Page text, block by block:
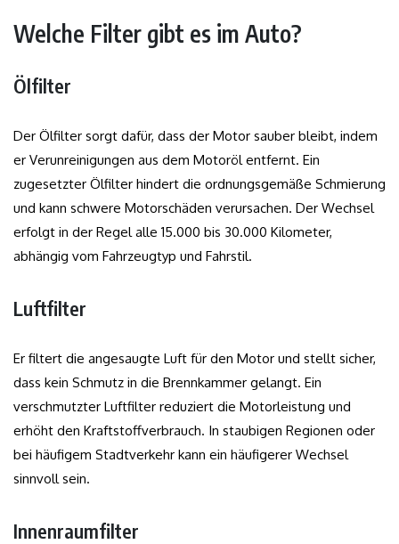
Welche Filter gibt es im Auto?
Ölfilter
Der Ölfilter sorgt dafür, dass der Motor sauber bleibt, indem
er Verunreinigungen aus dem Motoröl entfernt. Ein
zugesetzter Ölfilter hindert die ordnungsgemäße Schmierung
und kann schwere Motorschäden verursachen. Der Wechsel
erfolgt in der Regel alle 15.000 bis 30.000 Kilometer,
abhängig vom Fahrzeugtyp und Fahrstil.
Luftfilter
Er filtert die angesaugte Luft für den Motor und stellt sicher,
dass kein Schmutz in die Brennkammer gelangt. Ein
verschmutzter Luftfilter reduziert die Motorleistung und
erhöht den Kraftstoffverbrauch. In staubigen Regionen oder
bei häufigem Stadtverkehr kann ein häufigerer Wechsel
sinnvoll sein.
Innenraumfilter